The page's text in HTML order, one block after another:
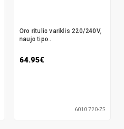
Oro ritulio variklis 220/240V,
naujo tipo..
64.95€
6010.720-ZS